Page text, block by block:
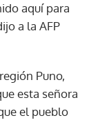
aquí para
a la AFP
Puno,
esta señora
el pueblo